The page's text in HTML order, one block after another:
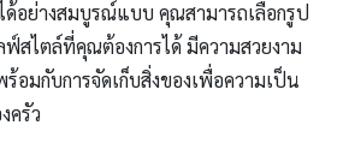
ด้อย่างสมบูรณ์แบบ คุณสามารถเลือกรูป
สไตล์ที่คุณต้องการได้ มีความสวยงาม
อมกับการจัดเก็บสิ่งของเพื่อความเป็น
ครัว